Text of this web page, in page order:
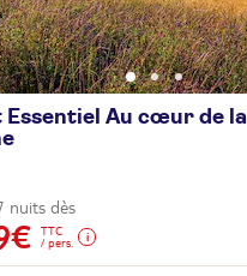
Au cœur de la
nuits dès
TTC
/ pers.